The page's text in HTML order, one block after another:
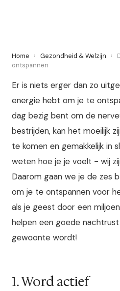
Home › Gezondheid & Welzijn ›
ontspannen
Er is niets erger dan zo
energie hebt om je te
dag bezig bent om de
bestrijden, kan het moeilijk
te komen en gemakkelijk in
weten hoe je je voelt - wij
Daarom gaan we je de zes
om je te ontspannen voor
als je geest door een
helpen een goede
gewoonte wordt!
1. Word actief